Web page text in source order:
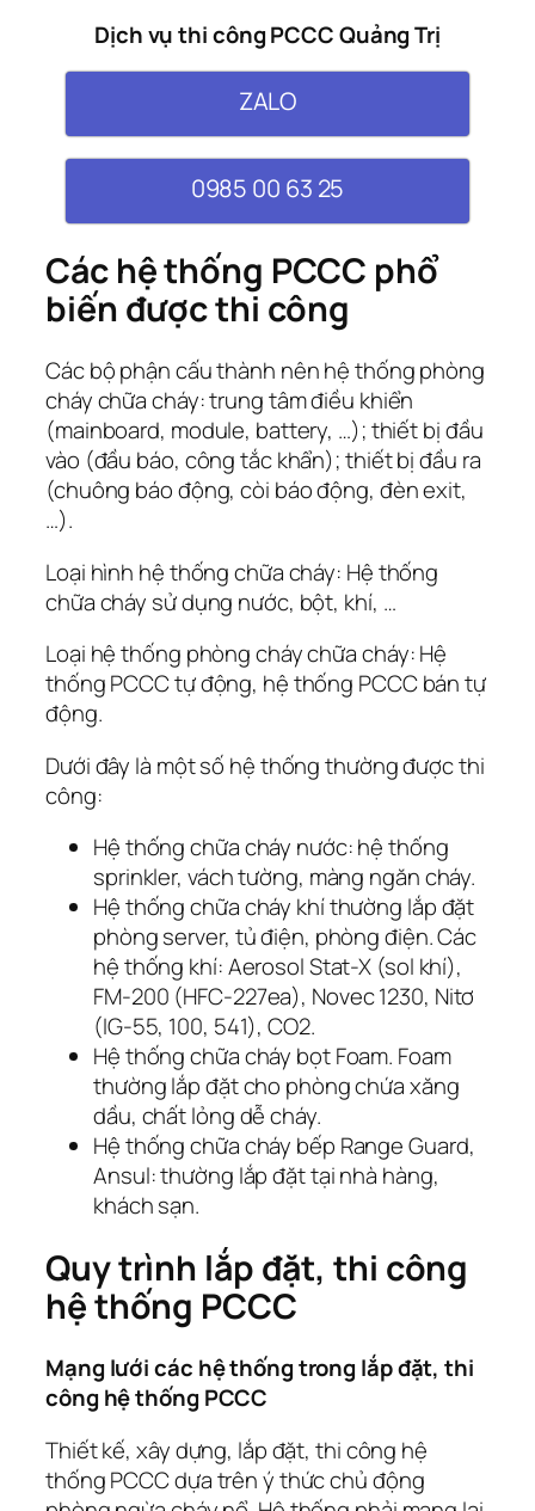
Dịch vụ thi công PCCC Quảng Trị
ZALO
0985 00 63 25
Các hệ thống PCCC phổ
biến được thi công
Các bộ phận cấu thành nên hệ thống phòng
cháy chữa cháy: trung tâm điều khiển
(mainboard, module, battery, …); thiết bị đầu
vào (đầu báo, công tắc khẩn); thiết bị đầu ra
(chuông báo động, còi báo động, đèn exit,
…).
Loại hình hệ thống chữa cháy: Hệ thống
chữa cháy sử dụng nước, bột, khí, …
Loại hệ thống phòng cháy chữa cháy: Hệ
thống PCCC tự động, hệ thống PCCC bán tự
động.
Dưới đây là một số hệ thống thường được thi
công:
Hệ thống chữa cháy nước: hệ thống
sprinkler, vách tường, màng ngăn cháy.
Hệ thống chữa cháy khí thường lắp đặt
phòng server, tủ điện, phòng điện. Các
hệ thống khí: Aerosol Stat-X (sol khí),
FM-200 (HFC-227ea), Novec 1230, Nitơ
(IG-55, 100, 541), CO2.
Hệ thống chữa cháy bọt Foam. Foam
thường lắp đặt cho phòng chứa xăng
dầu, chất lỏng dễ cháy.
Hệ thống chữa cháy bếp Range Guard,
Ansul: thường lắp đặt tại nhà hàng,
khách sạn.
Quy trình lắp đặt, thi công
hệ thống PCCC
Mạng lưới các hệ thống trong lắp đặt, thi
công hệ thống PCCC
Thiết kế, xây dựng, lắp đặt, thi công hệ
thống PCCC dựa trên ý thức chủ động